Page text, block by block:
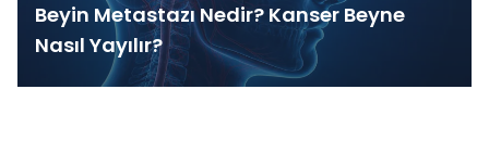
Beyin Metastazı Nedir? Kanser Beyne
Nasıl Yayılır?